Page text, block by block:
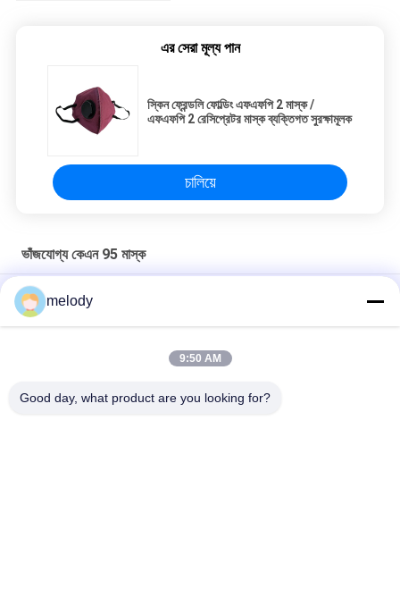
এর সেরা মূল্য পান
স্কিন ফ্রেন্ডলি ফোল্ডিং এফএফপি 2 মাস্ক /
এফএফপি 2 রেসিপ্রেটর মাস্ক ব্যক্তিগত সুরক্ষামূলক
চালিয়ে
ভাঁজযোগ্য কেএন 95 মাস্ক
কানের পরা ফোল্ডিং এফএফপি 2 মাস্ক, ডিসপোজেবল প্রোটেকটিভ মাস্ক 4 লেয়ার সুরক্ষা
সাদা রঙের ফোল্ডিং এফএফপি 2 রেসিপ্রেটর মাস্ক অ্যান্টিব্যাকটেরিয়াল পাবলিক প্লেসের জন্য
Adult Foldable FFP2 Mask KN95 Disposable 3D Fold Dust KN95
melody
9:50 AM
Good day, what product are you looking for?